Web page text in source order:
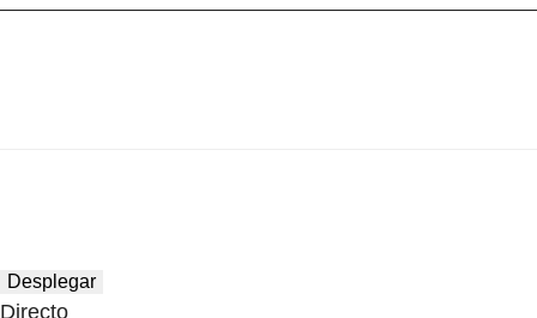
Desplegar
Directo